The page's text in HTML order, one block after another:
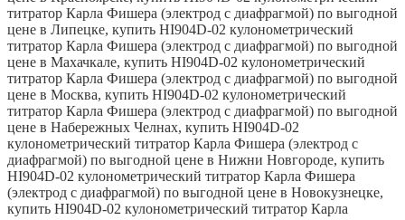
титратор Карла Фишера (электрод с диафрагмой) по выгодной
цене в Липецке, купить HI904D-02 кулонометрический
титратор Карла Фишера (электрод с диафрагмой) по выгодной
цене в Махачкале, купить HI904D-02 кулонометрический
титратор Карла Фишера (электрод с диафрагмой) по выгодной
цене в Москва, купить HI904D-02 кулонометрический
титратор Карла Фишера (электрод с диафрагмой) по выгодной
цене в Набережных Челнах, купить HI904D-02
кулонометрический титратор Карла Фишера (электрод с
диафрагмой) по выгодной цене в Нижни Новгороде, купить
HI904D-02 кулонометрический титратор Карла Фишера
(электрод с диафрагмой) по выгодной цене в Новокузнецке,
купить HI904D-02 кулонометрический титратор Карла